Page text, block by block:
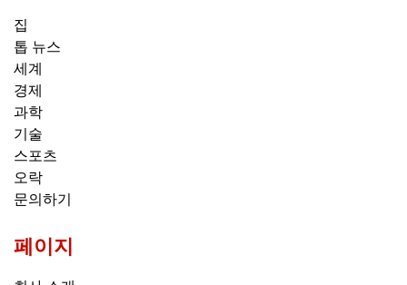
집
톱 뉴스
세계
경제
과학
기술
스포츠
오락
문의하기
페이지